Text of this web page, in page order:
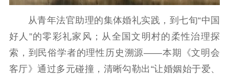
从青年法官助理的集体婚礼实践，到七旬“中国
好人”的零彩礼家风；从全国文明村的柔性治理探
索，到民俗学者的理性历史溯源——本期《文明会
客厅》通过多元碰撞，清晰勾勒出“让婚姻始于爱、